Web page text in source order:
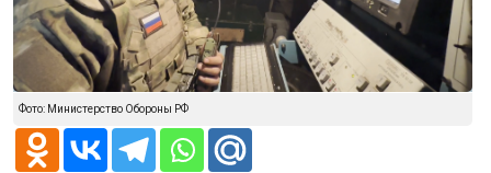
Фото: Министерство Обороны РФ